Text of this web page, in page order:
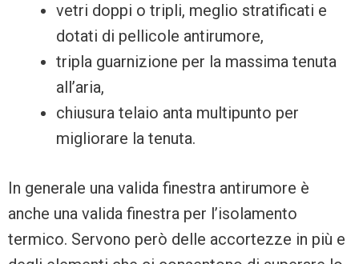
vetri doppi o tripli, meglio stratificati e
dotati di pellicole antirumore,
tripla guarnizione per la massima tenuta
all’aria,
chiusura telaio anta multipunto per
migliorare la tenuta.
In generale una valida finestra antirumore è
anche una valida finestra per l’isolamento
termico. Servono però delle accortezze in più e